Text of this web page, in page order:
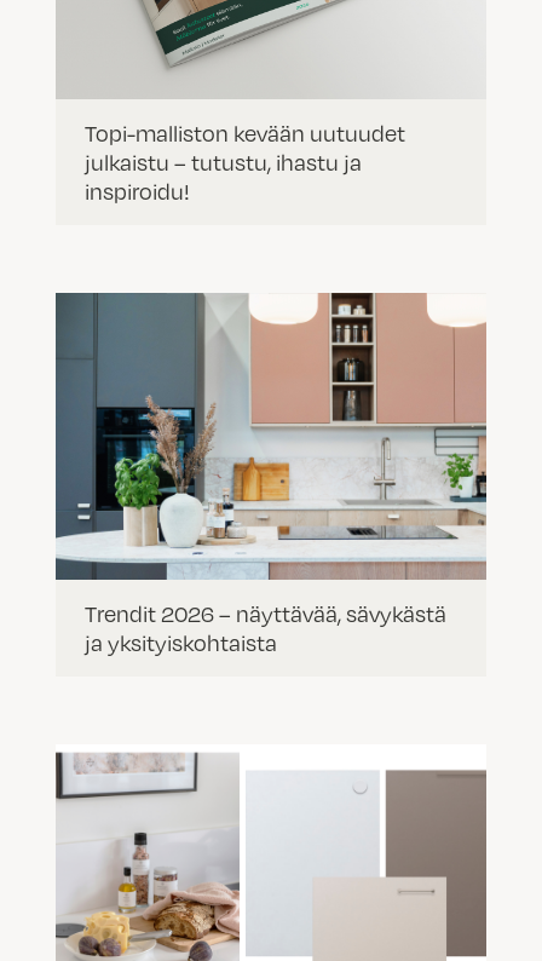
Topi-malliston kevään uutuudet
julkaistu – tutustu, ihastu ja
inspiroidu!
Trendit 2026 – näyttävää, sävykästä
ja yksityiskohtaista